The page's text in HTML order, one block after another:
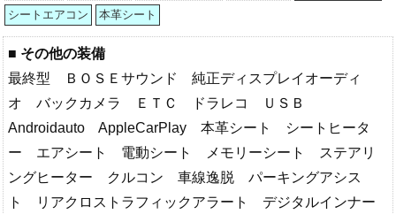
シートエアコン
本革シート
■ その他の装備
最終型 ＢＯＳＥサウンド 純正ディスプレイオーディ
オ バックカメラ ＥＴＣ ドラレコ ＵＳＢ
Androidauto AppleCarPlay 本革シート シートヒータ
ー エアシート 電動シート メモリーシート ステアリ
ングヒーター クルコン 車線逸脱 パーキングアシス
ト リアクロストラフィックアラート デジタルインナー